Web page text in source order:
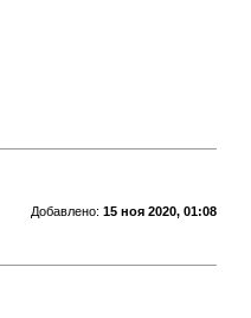
Добавлено: 15 ноя 2020, 01:08